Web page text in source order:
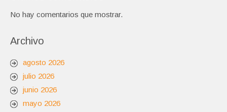
No hay comentarios que mostrar.
Archivo
agosto 2026
julio 2026
junio 2026
mayo 2026